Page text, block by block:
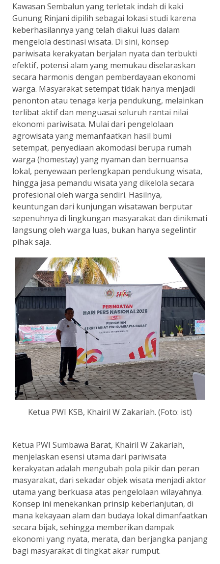
Kawasan Sembalun yang terletak indah di kaki
Gunung Rinjani dipilih sebagai lokasi studi karena
keberhasilannya yang telah diakui luas dalam
mengelola destinasi wisata. Di sini, konsep
pariwisata kerakyatan berjalan nyata dan terbukti
efektif, potensi alam yang memukau diselaraskan
secara harmonis dengan pemberdayaan ekonomi
warga. Masyarakat setempat tidak hanya menjadi
penonton atau tenaga kerja pendukung, melainkan
terlibat aktif dan menguasai seluruh rantai nilai
ekonomi pariwisata. Mulai dari pengelolaan
agrowisata yang memanfaatkan hasil bumi
setempat, penyediaan akomodasi berupa rumah
warga (homestay) yang nyaman dan bernuansa
lokal, penyewaan perlengkapan pendukung wisata,
hingga jasa pemandu wisata yang dikelola secara
profesional oleh warga sendiri. Hasilnya,
keuntungan dari kunjungan wisatawan berputar
sepenuhnya di lingkungan masyarakat dan dinikmati
langsung oleh warga luas, bukan hanya segelintir
pihak saja.
Ketua PWI KSB, Khairil W Zakariah. (Foto: ist)
Ketua PWI Sumbawa Barat, Khairil W Zakariah,
menjelaskan esensi utama dari pariwisata
kerakyatan adalah mengubah pola pikir dan peran
masyarakat, dari sekadar objek wisata menjadi aktor
utama yang berkuasa atas pengelolaan wilayahnya.
Konsep ini menekankan prinsip keberlanjutan, di
mana kekayaan alam dan budaya lokal dimanfaatkan
secara bijak, sehingga memberikan dampak
ekonomi yang nyata, merata, dan berjangka panjang
bagi masyarakat di tingkat akar rumput.